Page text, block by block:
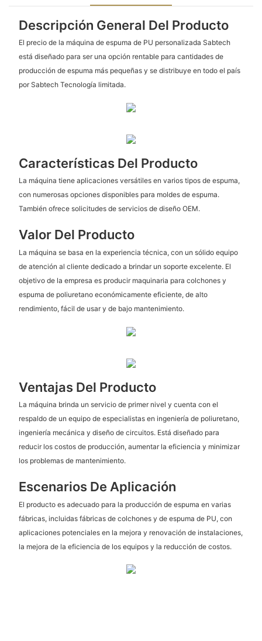
Descripción General Del Producto
El precio de la máquina de espuma de PU personalizada Sabtech
está diseñado para ser una opción rentable para cantidades de
producción de espuma más pequeñas y se distribuye en todo el país
por Sabtech Tecnología limitada.
Características Del Producto
La máquina tiene aplicaciones versátiles en varios tipos de espuma,
con numerosas opciones disponibles para moldes de espuma.
También ofrece solicitudes de servicios de diseño OEM.
Valor Del Producto
La máquina se basa en la experiencia técnica, con un sólido equipo
de atención al cliente dedicado a brindar un soporte excelente. El
objetivo de la empresa es producir maquinaria para colchones y
espuma de poliuretano económicamente eficiente, de alto
rendimiento, fácil de usar y de bajo mantenimiento.
Ventajas Del Producto
La máquina brinda un servicio de primer nivel y cuenta con el
respaldo de un equipo de especialistas en ingeniería de poliuretano,
ingeniería mecánica y diseño de circuitos. Está diseñado para
reducir los costos de producción, aumentar la eficiencia y minimizar
los problemas de mantenimiento.
Escenarios De Aplicación
El producto es adecuado para la producción de espuma en varias
fábricas, incluidas fábricas de colchones y de espuma de PU, con
aplicaciones potenciales en la mejora y renovación de instalaciones,
la mejora de la eficiencia de los equipos y la reducción de costos.